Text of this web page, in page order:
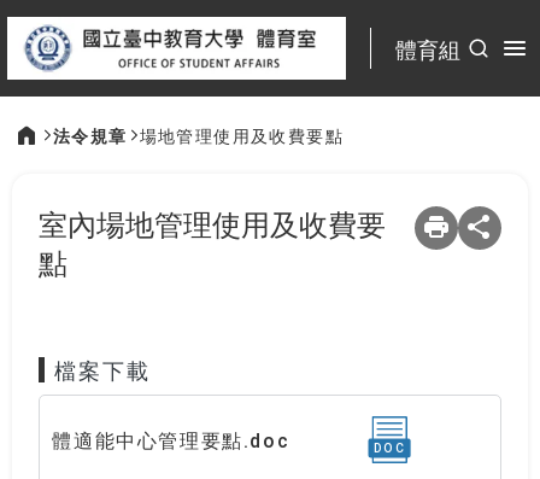
:::
體育組
法令規章 場地管理使用及收費要點
室內場地管理使用及收費要
點
檔案下載
體適能中心管理要點.doc DOC